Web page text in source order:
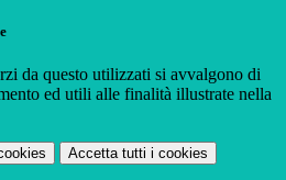
da questo utilizzati si avvalgono di
ed utili alle finalità illustrate nella
Accetta tutti i cookies